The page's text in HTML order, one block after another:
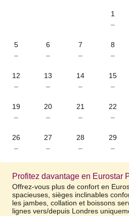
1
–
5
–
6
–
7
–
8
–
12
–
13
–
14
–
15
–
19
–
20
–
21
–
22
–
26
–
27
–
28
–
29
–
Profitez davantage en Eurostar
Offrez-vous plus de confort en
spacieuses, sièges inclinables
les jambes, collation et boissons
lignes vers/depuis Londres